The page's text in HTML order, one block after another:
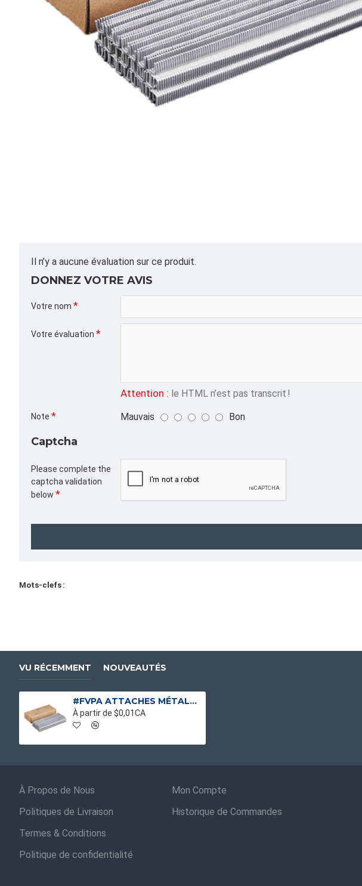
Il n’y a aucune évaluation sur ce produit.
DONNEZ VOTRE AVIS
Votre nom
Votre évaluation
Attention : le HTML n’est pas transcrit !
Note Mauvais Bon
Captcha
Please complete the
captcha validation
below
Mots-clefs :
VU RÉCEMMENT NOUVEAUTÉS
#FVPA ATTACHES MÉTALLIQUE POUR FILET VEXAR
À partir de $0,01CA
À Propos de Nous
Politiques de Livraison
Termes & Conditions
Politique de confidentialité
Mon Compte
Historique de Commandes